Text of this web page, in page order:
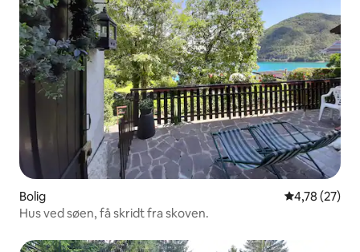
Bolig 4,78 ud af 5
4,78 (27)
Hus ved søen, få skridt fra skoven.